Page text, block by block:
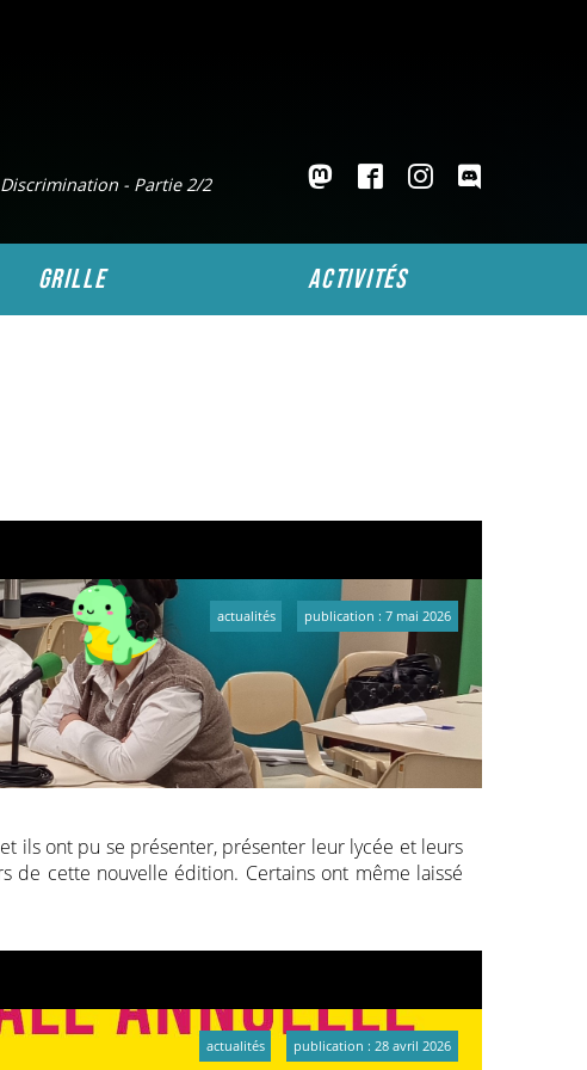
- Partie 2/2
grille activités
actualités publication : 7 mai 2026
ils ont pu se présenter, présenter leur lycée et leurs
de cette nouvelle édition. Certains ont même laissé
actualités publication : 28 avril 2026